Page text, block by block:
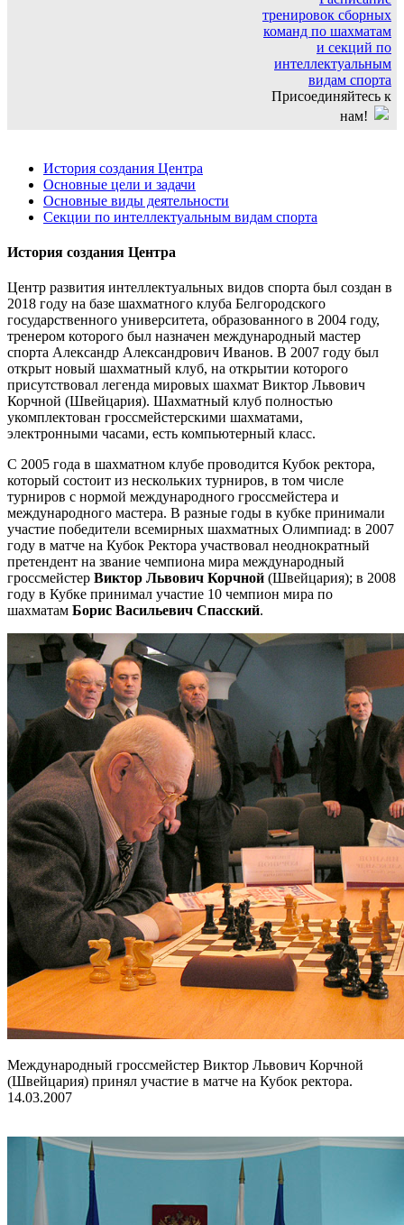
тренировок сборных
команд по шахматам
и секций по
интеллектуальным
видам спорта
Присоединяйтесь к
нам!
История создания Центра
Основные цели и задачи
Основные виды деятельности
Секции по интеллектуальным видам спорта
История создания Центра
Центр развития интеллектуальных видов спорта был создан в
2018 году на базе шахматного клуба Белгородского
государственного университета, образованного в 2004 году,
тренером которого был назначен международный мастер
спорта Александр Александрович Иванов. В 2007 году был
открыт новый шахматный клуб, на открытии которого
присутствовал легенда мировых шахмат Виктор Львович
Корчной (Швейцария). Шахматный клуб полностью
укомплектован гроссмейстерскими шахматами,
электронными часами, есть компьютерный класс.
С 2005 года в шахматном клубе проводится Кубок ректора,
который состоит из нескольких турниров, в том числе
турниров с нормой международного гроссмейстера и
международного мастера. В разные годы в кубке принимали
участие победители всемирных шахматных Олимпиад: в 2007
году в матче на Кубок Ректора участвовал неоднократный
претендент на звание чемпиона мира международный
гроссмейстер Виктор Львович Корчной (Швейцария); в 2008
году в Кубке принимал участие 10 чемпион мира по
шахматам Борис Васильевич Спасский.
Международный гроссмейстер Виктор Львович Корчной
(Швейцария) принял участие в матче на Кубок ректора.
14.03.2007